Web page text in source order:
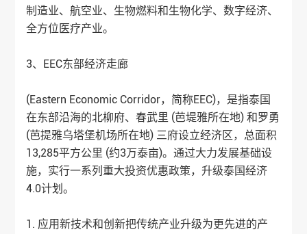
制造业、航空业、生物燃料和生物化学、数字经济、
全方位医疗产业。
3、EEC东部经济走廊
(Eastern Economic Corridor，简称EEC)，是指泰国
在东部沿海的北柳府、春武里 (芭堤雅所在地) 和罗勇
(芭提雅乌塔堡机场所在地) 三府设立经济区，总面积
13,285平方公里 (约3万泰亩)。通过大力发展基础设
施，实行一系列重大投资优惠政策，升级泰国经济
4.0计划。
1. 应用新技术和创新把传统产业升级为更先进的产